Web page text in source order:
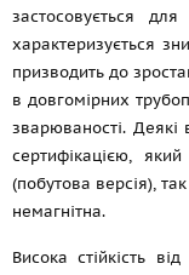
застосовується
характеризується
призводить до
в довгомірних
зварюваності. Деякі
сертифікацією,
(побутова версія),
немагнітна.
Висока стійкість